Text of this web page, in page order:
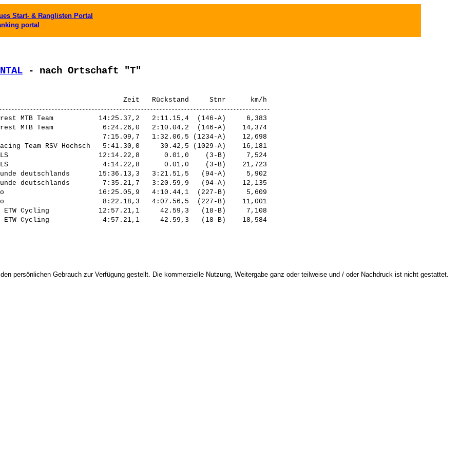
Start- & Ranglisten Portal
portal
- nach Ortschaft "T"
MTB Team           14:25.37,2   2:11.15,4  (146-A)     6,383
Team            6:24.26,0   2:10.04,2  (146-A)    14,374
7:15.09,7   1:32.06,5 (1234-A)    12,698
Team RSV Hochsch   5:41.30,0     30.42,5 (1029-A)    16,181
12:14.22,8      0.01,0    (3-B)     7,524
4:14.22,8      0.01,0    (3-B)    21,723
deutschlands       15:36.13,3   3:21.51,5   (94-A)     5,902
deutschlands        7:35.21,7   3:20.59,9   (94-A)    12,135
16:25.05,9   4:10.44,1  (227-B)     5,609
8:22.18,3   4:07.56,5  (227-B)    11,001
Cycling            12:57.21,1     42.59,3   (18-B)     7,108
persönlichen Gebrauch zur Verfügung gestellt. Die kommerzielle Nutzung, Weitergabe ganz oder teilweise und / oder Nachdruck ist nicht gestattet.